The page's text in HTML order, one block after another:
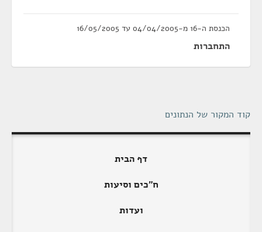
הכנסת ה-16 מ-04/04/2005 עד 16/05/2005
התחברות
קוד המקור של הנתונים
דף הבית
ח"כים וסיעות
ועדות